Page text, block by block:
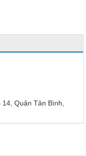
Quận Tân Bình,